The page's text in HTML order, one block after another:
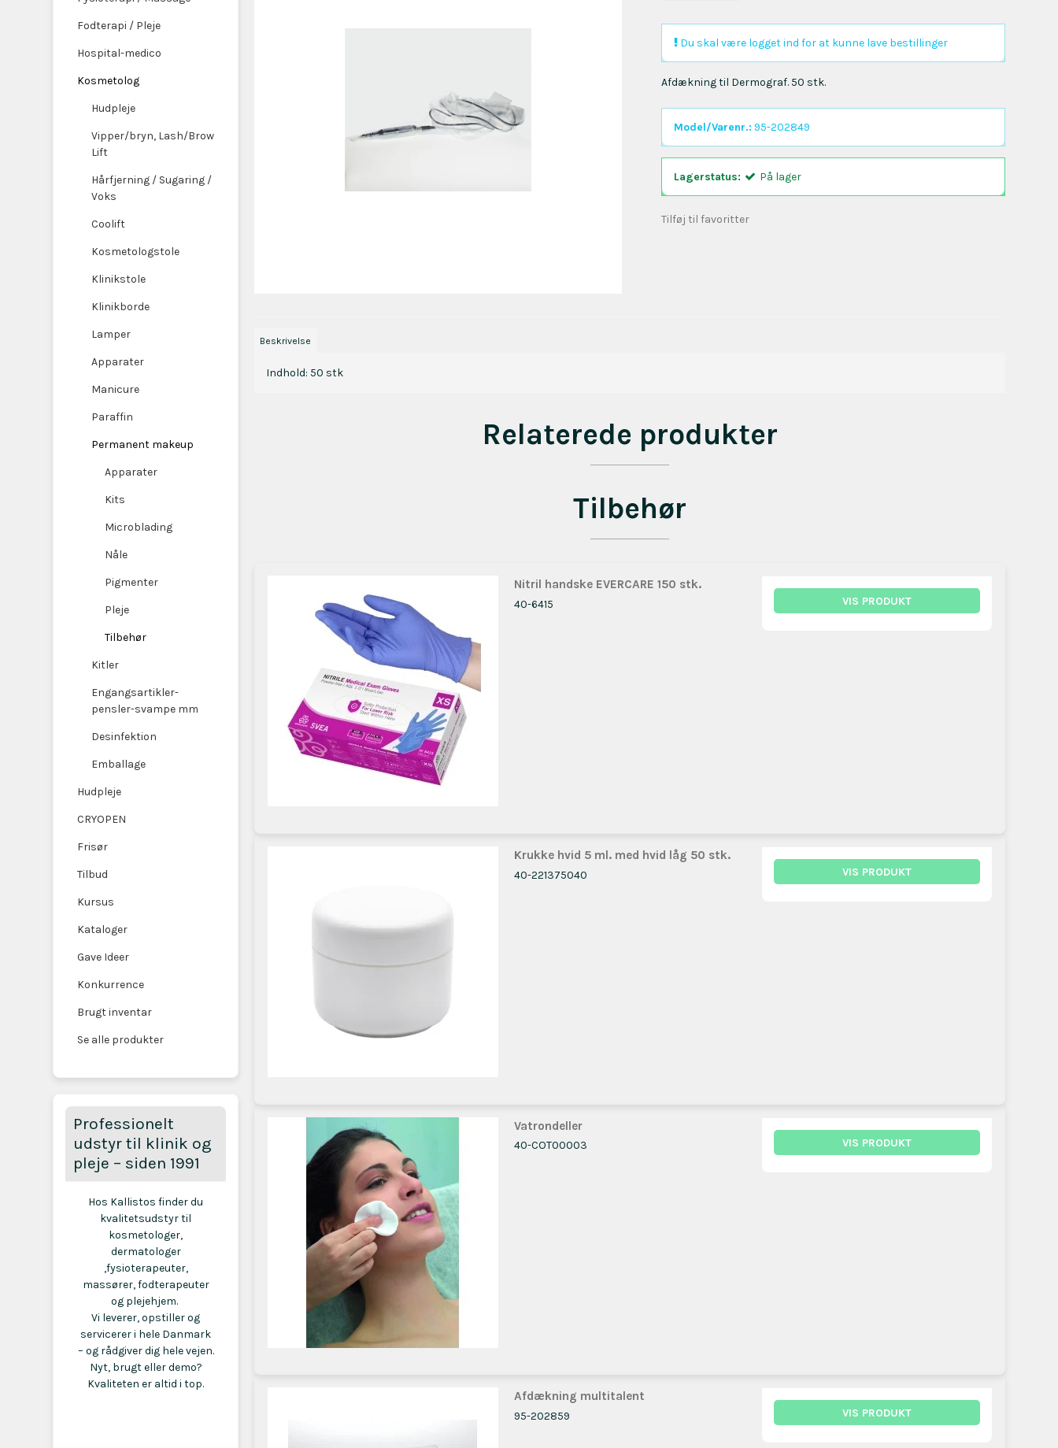
Fodterapi / Pleje
Hospital-medico
Kosmetolog
Hudpleje
Vipper/bryn, Lash/Brow
Lift
Hårfjerning / Sugaring /
Voks
Coolift
Kosmetologstole
Klinikstole
Klinikborde
Lamper
Apparater
Manicure
Paraffin
Permanent makeup
Apparater
Kits
Microblading
Nåle
Pigmenter
Pleje
Tilbehør
Kitler
Engangsartikler-
pensler-svampe mm
Desinfektion
Emballage
Hudpleje
CRYOPEN
Frisør
Tilbud
Kursus
Kataloger
Gave Ideer
Konkurrence
Brugt inventar
Se alle produkter
Professionelt
udstyr til klinik og
pleje – siden 1991
Hos Kallistos finder du
kvalitetsudstyr til
kosmetologer,
dermatologer
,fysioterapeuter,
massører, fodterapeuter
og plejehjem.
Vi leverer, opstiller og
servicerer i hele Danmark
– og rådgiver dig hele vejen.
Nyt, brugt eller demo?
Kvaliteten er altid i top.
Du skal være logget ind for at kunne lave bestillinger
Afdækning til Dermograf. 50 stk.
Model/Varenr.: 95-202849
Lagerstatus: På lager
Tilføj til favoritter
Beskrivelse
Indhold: 50 stk
Relaterede produkter
Tilbehør
Nitril handske EVERCARE 150 stk.
40-6415 VIS PRODUKT
Krukke hvid 5 ml. med hvid låg 50 stk.
40-221375040 VIS PRODUKT
Vatrondeller
40-COT00003 VIS PRODUKT
Afdækning multitalent
95-202859 VIS PRODUKT